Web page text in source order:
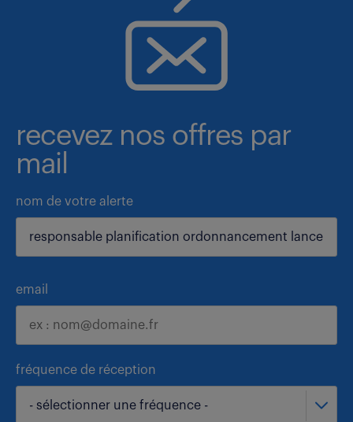
recevez nos offres par
mail
nom de votre alerte
email
fréquence de réception
- sélectionner une fréquence -